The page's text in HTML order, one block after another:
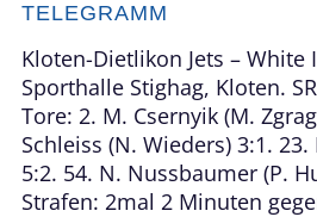
TELEGRAMM
Kloten-Dietlikon Jets – White
Sporthalle Stighag, Kloten.
Tore: 2. M. Csernyik (M.
Schleiss (N. Wieders) 3:1.
5:2. 54. N. Nussbaumer (P.
Strafen: 2mal 2 Minuten